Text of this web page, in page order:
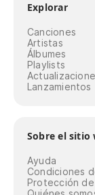
Explorar
Canciones
Artistas
Álbumes
Playlists
Lanzamientos
Sobre el sitio
Ayuda
Condiciones
Protección